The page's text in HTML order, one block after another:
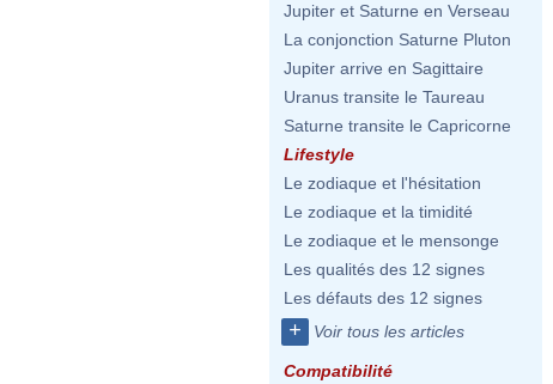
Jupiter et Saturne en Verseau
La conjonction Saturne Pluton
Jupiter arrive en Sagittaire
Uranus transite le Taureau
Saturne transite le Capricorne
Lifestyle
Le zodiaque et l'hésitation
Le zodiaque et la timidité
Le zodiaque et le mensonge
Les qualités des 12 signes
Les défauts des 12 signes
+ Voir tous les articles
Compatibilité